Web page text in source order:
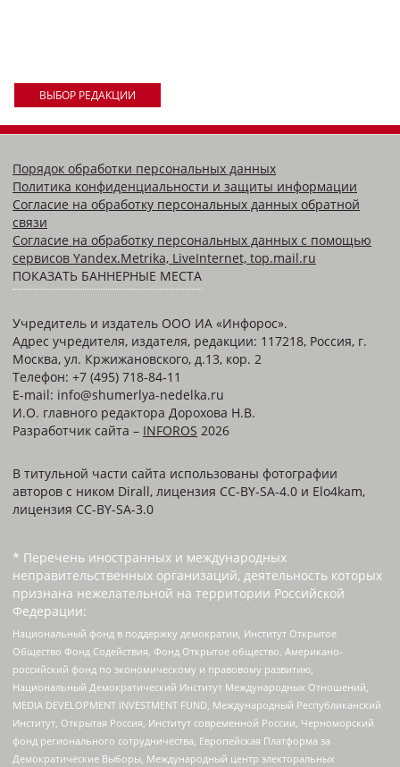
ВЫБОР РЕДАКЦИИ
Порядок обработки персональных данных
Политика конфиденциальности и защиты информации
Согласие на обработку персональных данных обратной
связи
Согласие на обработку персональных данных с помощью
сервисов Yandex.Metrika, LiveInternet, top.mail.ru
ПОКАЗАТЬ БАННЕРНЫЕ МЕСТА
Учредитель и издатель ООО ИА «Инфорос».
Адрес учредителя, издателя, редакции: 117218, Россия, г.
Москва, ул. Кржижановского, д.13, кор. 2
Телефон: +7 (495) 718-84-11
E-mail: info@shumerlya-nedelka.ru
И.О. главного редактора Дорохова Н.В.
Разработчик сайта – INFOROS 2026
В титульной части сайта использованы фотографии
авторов с ником Dirall, лицензия CC-BY-SA-4.0 и Elo4kam,
лицензия CC-BY-SA-3.0
* Перечень иностранных и международных
неправительственных организаций, деятельность которых
признана нежелательной на территории Российской
Федерации:
Национальный фонд в поддержку демократии, Институт Открытое
Общество Фонд Содействия, Фонд Открытое общество, Американо-
российский фонд по экономическому и правовому развитию,
Национальный Демократический Институт Международных Отношений,
MEDIA DEVELOPMENT INVESTMENT FUND, Международный Республиканский
Институт, Открытая Россия, Институт современной России, Черноморский
фонд регионального сотрудничества, Европейская Платформа за
Демократические Выборы, Международный центр электоральных